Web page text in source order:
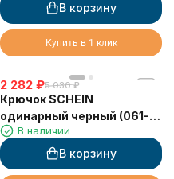
В корзину
Купить в 1 клик
2 282 ₽5 030 ₽
Крючок SCHEIN
одинарный черный (061-
1MB)В наличии
В корзину